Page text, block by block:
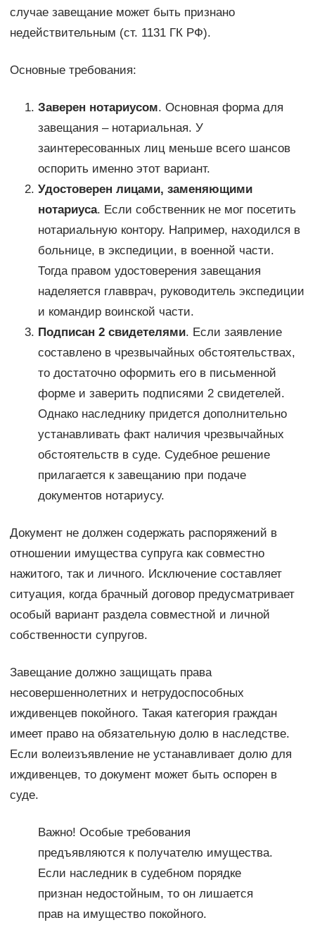
случае завещание может быть признано
недействительным (ст. 1131 ГК РФ).
Основные требования:
Заверен нотариусом. Основная форма для
завещания – нотариальная. У
заинтересованных лиц меньше всего шансов
оспорить именно этот вариант.
Удостоверен лицами, заменяющими
нотариуса. Если собственник не мог посетить
нотариальную контору. Например, находился в
больнице, в экспедиции, в военной части.
Тогда правом удостоверения завещания
наделяется главврач, руководитель экспедиции
и командир воинской части.
Подписан 2 свидетелями. Если заявление
составлено в чрезвычайных обстоятельствах,
то достаточно оформить его в письменной
форме и заверить подписями 2 свидетелей.
Однако наследнику придется дополнительно
устанавливать факт наличия чрезвычайных
обстоятельств в суде. Судебное решение
прилагается к завещанию при подаче
документов нотариусу.
Документ не должен содержать распоряжений в
отношении имущества супруга как совместно
нажитого, так и личного. Исключение составляет
ситуация, когда брачный договор предусматривает
особый вариант раздела совместной и личной
собственности супругов.
Завещание должно защищать права
несовершеннолетних и нетрудоспособных
иждивенцев покойного. Такая категория граждан
имеет право на обязательную долю в наследстве.
Если волеизъявление не устанавливает долю для
иждивенцев, то документ может быть оспорен в
суде.
Важно! Особые требования
предъявляются к получателю имущества.
Если наследник в судебном порядке
признан недостойным, то он лишается
прав на имущество покойного.